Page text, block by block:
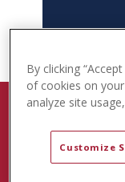
250-
By clicking
of cookies on
analyze site
Customize